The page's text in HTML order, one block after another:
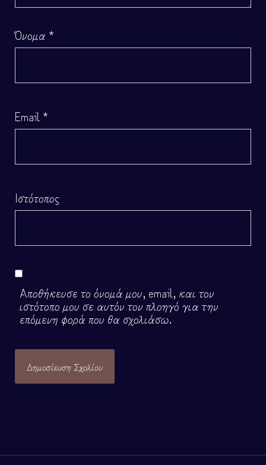
Όνομα *
Email *
Ιστότοπος
Αποθήκευσε το όνομά μου, email, και τον
ιστότοπο μου σε αυτόν τον πλοηγό για την
επόμενη φορά που θα σχολιάσω.